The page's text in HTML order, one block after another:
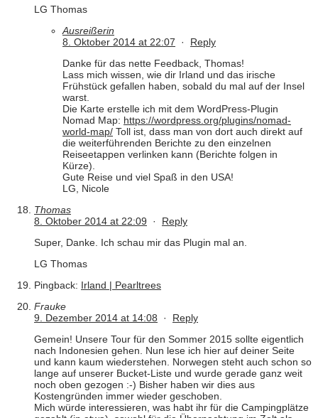
LG Thomas
Ausreißerin
8. Oktober 2014 at 22:07 · Reply
Danke für das nette Feedback, Thomas!
Lass mich wissen, wie dir Irland und das irische
Frühstück gefallen haben, sobald du mal auf der Insel
warst.
Die Karte erstelle ich mit dem WordPress-Plugin
Nomad Map: https://wordpress.org/plugins/nomad-
world-map/ Toll ist, dass man von dort auch direkt auf
die weiterführenden Berichte zu den einzelnen
Reiseetappen verlinken kann (Berichte folgen in
Kürze).
Gute Reise und viel Spaß in den USA!
LG, Nicole
Thomas
8. Oktober 2014 at 22:09 · Reply
Super, Danke. Ich schau mir das Plugin mal an.
LG Thomas
Pingback: Irland | Pearltrees
Frauke
9. Dezember 2014 at 14:08 · Reply
Gemein! Unsere Tour für den Sommer 2015 sollte eigentlich
nach Indonesien gehen. Nun lese ich hier auf deiner Seite
und kann kaum wiederstehen. Norwegen steht auch schon so
lange auf unserer Bucket-Liste und wurde gerade ganz weit
noch oben gezogen :-) Bisher haben wir dies aus
Kostengründen immer wieder geschoben.
Mich würde interessieren, was habt ihr für die Campingplätze